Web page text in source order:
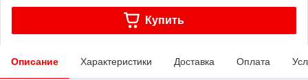
Купить
Описание Характеристики Доставка Оплата